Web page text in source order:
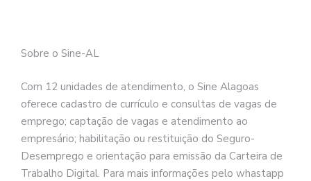
Sobre o Sine-AL
Com 12 unidades de atendimento, o Sine Alagoas
oferece cadastro de currículo e consultas de vagas de
emprego; captação de vagas e atendimento ao
empresário; habilitação ou restituição do Seguro-
Desemprego e orientação para emissão da Carteira de
Trabalho Digital. Para mais informações pelo whastapp